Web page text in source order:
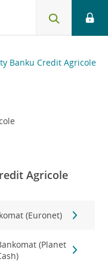
Banku Credit Agricole
Agricole
(Euronet)
(Planet